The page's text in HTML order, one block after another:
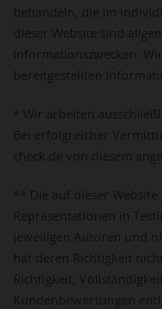
behandeln, die im
dieser Website sind
Informationszwecken.
bereitgestellten
* Wir arbeiten
Bei erfolgreicher
check.de von diesem
** Die auf dieser
Repräsentationen in
jeweiligen Autoren und
hat deren Richtigkeit
Richtigkeit,
Kundenbewertungen